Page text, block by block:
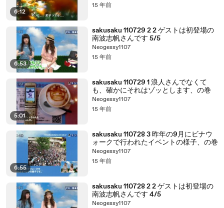
6:12
15 年前
6:53
sakusaku 110729 2 2 ゲストは初登場の
南波志帆さんです 5/5
Neogessy1107
15 年前
5:01
sakusaku 110729 1 浪人さんでなくて
も、確かにそれはゾッとします、の巻
Neogessy1107
15 年前
6:55
sakusaku 110728 3 昨年の9月にビナウ
ォークで行われたイベントの様子、の巻
Neogessy1107
15 年前
sakusaku 110728 2 2 ゲストは初登場の
南波志帆さんです 4/5
Neogessy1107